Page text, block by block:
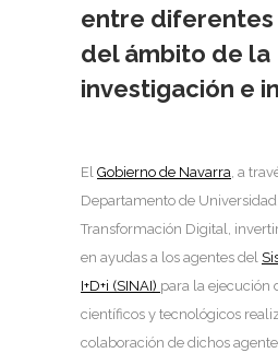
entre diferentes
del ámbito de la
investigación e
El Gobierno de Navarra, a
Departamento de
Transformación Digital,
en ayudas a los agentes del
I+D+i (SINAI) para la ejecución
científicos y tecnológicos
colaboración de dichos